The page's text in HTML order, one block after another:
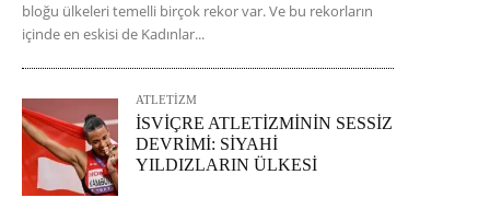
bloğu ülkeleri temelli birçok rekor var. Ve bu rekorların
içinde en eskisi de Kadınlar...
ATLETİZM
İSVİÇRE ATLETİZMİNİN SESSİZ
DEVRİMİ: SİYAHİ
YILDIZLARIN ÜLKESİ